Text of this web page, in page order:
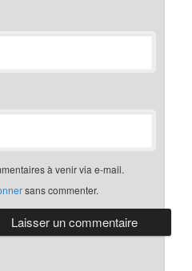
à venir via e-mail.
sans commenter.